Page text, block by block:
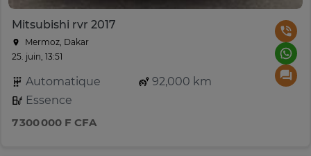
Mitsubishi rvr 2017
Mermoz, Dakar
25. juin, 13:51
Automatique
92,000 km
Essence
7 300 000 F CFA